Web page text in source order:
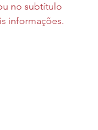
no subtítulo
informações.